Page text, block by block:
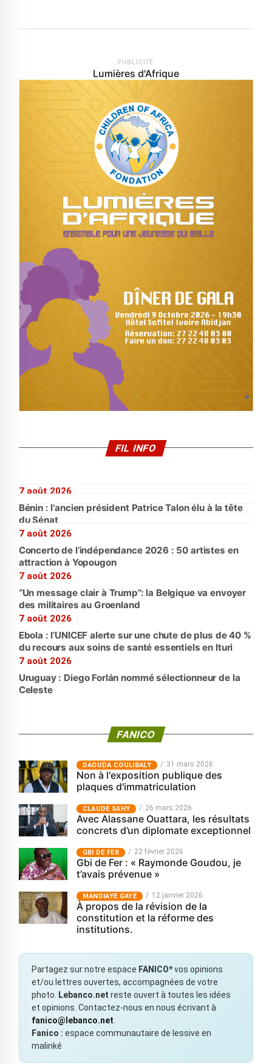
PUBLICITÉ
Lumières d'Afrique
FIL INFO
7 août 2026
Bénin : l'ancien président Patrice Talon élu à la tête
du Sénat
7 août 2026
Concerto de l’indépendance 2026 : 50 artistes en
attraction à Yopougon
7 août 2026
“Un message clair à Trump”: la Belgique va envoyer
des militaires au Groenland
7 août 2026
Ebola : l’UNICEF alerte sur une chute de plus de 40 %
du recours aux soins de santé essentiels en Ituri
7 août 2026
Uruguay : Diego Forlán nommé sélectionneur de la
Celeste
FANICO
‎DAOUDA COULIBALY 31 mars 2026
Non à l'exposition publique des
plaques d'immatriculation
CLAUDE SAHY 26 mars 2026
Avec Alassane Ouattara, les résultats
concrets d’un diplomate exceptionnel
GBI DE FER 22 février 2026
Gbi de Fer : « Raymonde Goudou, je
t’avais prévenue »
MANDIAYE GAYE 12 janvier 2026
À propos de la révision de la
constitution et la réforme des
institutions.
Partagez sur notre espace FANICO*vos opinions
et/ou lettres ouvertes, accompagnées de votre
photo.
Lebanco.net reste ouvert à toutes les idées
et opinions. Contactez-nous en nous écrivant à
fanico@lebanco.net
Fanico : espace communautaire de lessive en
malinké